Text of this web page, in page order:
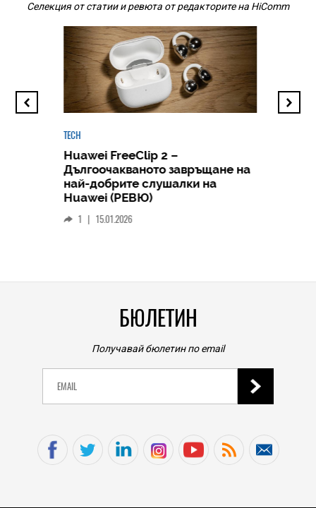
Селекция от статии и ревюта от редакторите на HiComm
TECH
Huawei FreeClip 2 –
Дългоочакваното завръщане на
най-добрите слушалки на
Huawei (РЕВЮ)
1 15.01.2026
БЮЛЕТИН
Получавай бюлетин по email